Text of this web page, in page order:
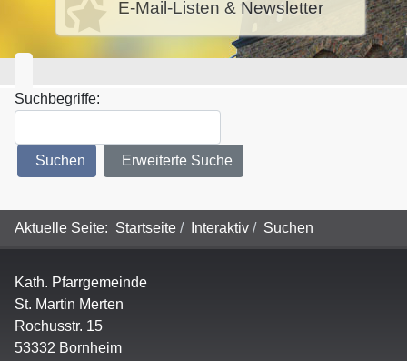
E-Mail-Listen & Newsletter
Suchformular
Suchbegriffe:
Suchen Erweiterte Suche
Aktuelle Seite: Startseite Interaktiv Suchen
Kath. Pfarrgemeinde
St. Martin Merten
Rochusstr. 15
53332 Bornheim